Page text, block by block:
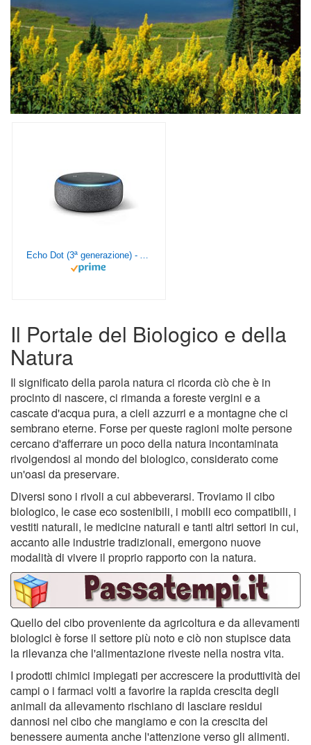
Echo Dot (3ª generazione) - Altoparlante intelligente con integrazione Alexa - Tessuto antracite
Il Portale del Biologico e della
Natura
Il significato della parola natura ci ricorda ciò che è in
procinto di nascere, ci rimanda a foreste vergini e a
cascate d'acqua pura, a cieli azzurri e a montagne che ci
sembrano eterne. Forse per queste ragioni molte persone
cercano d'afferrare un poco della natura incontaminata
rivolgendosi al mondo del biologico, considerato come
un'oasi da preservare.
Diversi sono i rivoli a cui abbeverarsi. Troviamo il cibo
biologico, le case eco sostenibili, i mobili eco compatibili, i
vestiti naturali, le medicine naturali e tanti altri settori in cui,
accanto alle industrie tradizionali, emergono nuove
modalità di vivere il proprio rapporto con la natura.
Quello del cibo proveniente da agricoltura e da allevamenti
biologici è forse il settore più noto e ciò non stupisce data
la rilevanza che l'alimentazione riveste nella nostra vita.
I prodotti chimici impiegati per accrescere la produttività dei
campi o i farmaci volti a favorire la rapida crescita degli
animali da allevamento rischiano di lasciare residui
dannosi nel cibo che mangiamo e con la crescita del
benessere aumenta anche l'attenzione verso gli alimenti.